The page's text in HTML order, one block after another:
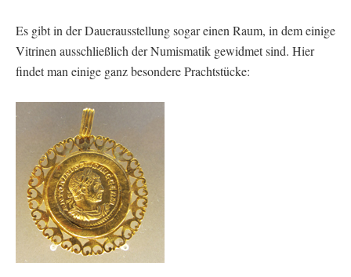
Es gibt in der Dauerausstellung sogar einen Raum, in dem einige
Vitrinen ausschließlich der Numismatik gewidmet sind. Hier
findet man einige ganz besondere Prachtstücke: